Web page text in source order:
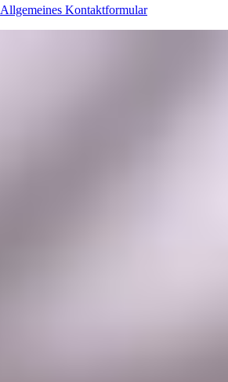
Allgemeines Kontaktformular